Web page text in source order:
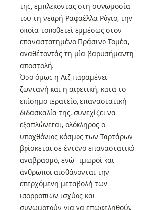
της, εμπλέκοντας στη συνωμοσία
του τη νεαρή Ραφαέλλα Ρόγιο, την
οποία τοποθετεί εμμέσως στον
επαναστατημένο Πράσινο Τομέα,
αναθέτοντάς τη μία βαρυσήμαντη
αποστολή.
Όσο όμως η Λιζ παραμένει
ζωντανή και η αιρετική, κατά το
επίσημο ιερατείο, επαναστατική
διδασκαλία της, συνεχίζει να
εξαπλώνεται, ολόκληρος ο
υποχθόνιος κόσμος των Ταρτάρων
βρίσκεται σε έντονο επαναστατικό
αναβρασμό, ενώ Τιμωροί και
άνθρωποι αισθάνονται την
επερχόμενη μεταβολή των
ισορροπιών ισχύος και
συνωμοτούν για να επωφεληθούν